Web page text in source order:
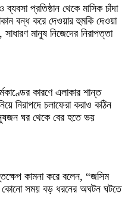
প্রতিষ্ঠান থেকে মাসিক চাঁদা
বন্ধ করে দেওয়ার হুমকি দেওয়া
মানুষ নিজেদের নিরাপত্তা
কারণে এলাকার শান্ত
নিরাপদে চলাফেরা করাও কঠিন
ঘর থেকে বের হতে ভয়
কামনা করে বলেন, “জসিম
কোনো সময় বড় ধরনের অঘটন ঘটতে